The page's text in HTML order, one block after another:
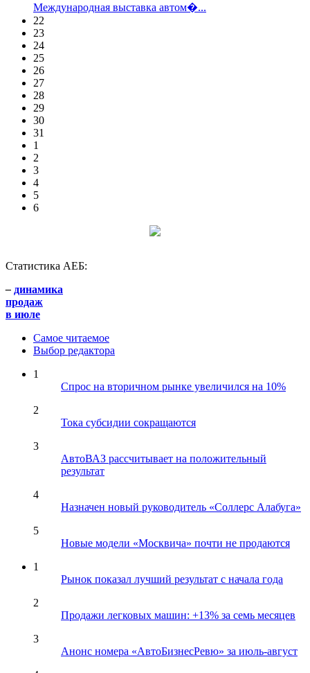
Международная выставка автом�...
22
23
24
25
26
27
28
29
30
31
1
2
3
4
5
6
Статистика АЕБ:
– динамика
продаж
в июле
Самое читаемое
Выбор редактора
1
Спрос на вторичном рынке увеличился на 10%
2
Тока субсидии сокращаются
3
АвтоВАЗ рассчитывает на положительный
результат
4
Назначен новый руководитель «Соллерс Алабуга»
5
Новые модели «Москвича» почти не продаются
1
Рынок показал лучший результат с начала года
2
Продажи легковых машин: +13% за семь месяцев
3
Анонс номера «АвтоБизнесРевю» за июль-август